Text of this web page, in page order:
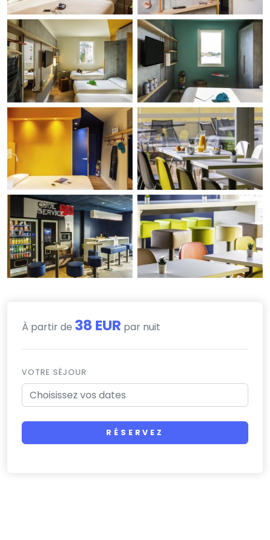
À partir de 38 EUR par nuit
VOTRE SÉJOUR
RÉSERVEZ